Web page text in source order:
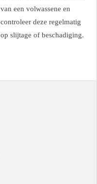
van een volwassene en
controleer deze regelmatig
op slijtage of beschadiging.